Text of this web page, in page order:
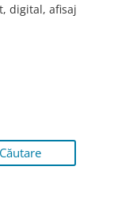
digital, afisaj